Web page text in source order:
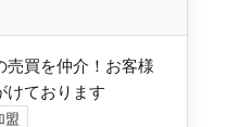
売買を仲介！お客様
けております
盟